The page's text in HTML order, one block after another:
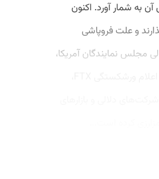
به شمار آورد. اکنون
و علت فروپاشی
مجلس نمایندگان آمریکا،